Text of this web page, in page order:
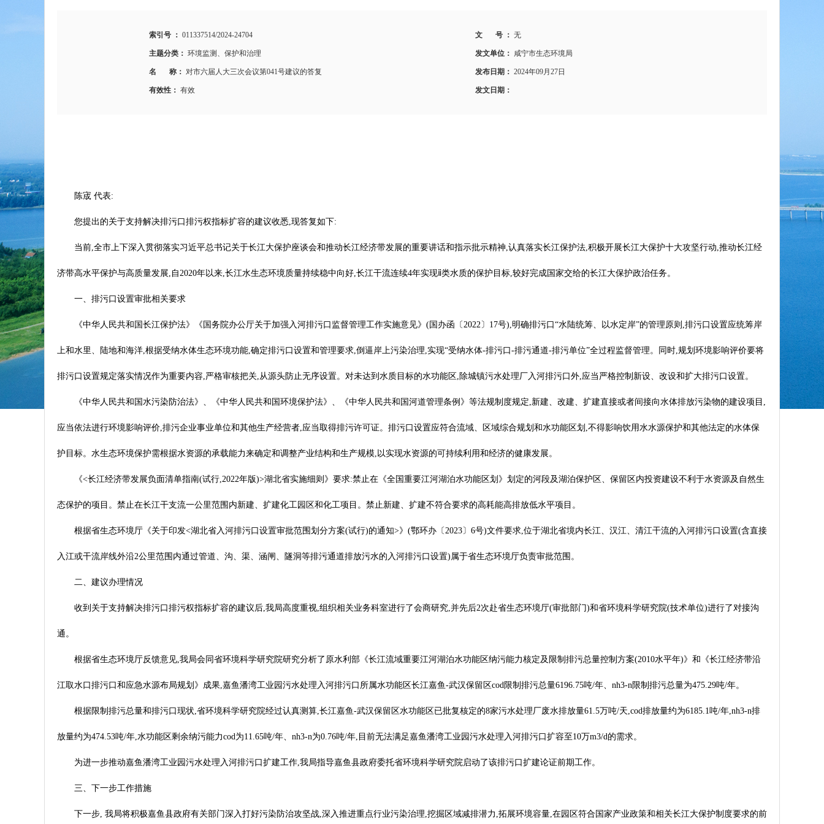
索引号 ： 011337514/2024-24704 文 号 ： 无
主题分类： 环境监测、保护和治理 发文单位： 咸宁市生态环境局
名 称： 对市六届人大三次会议第041号建议的答复 发布日期： 2024年09月27日
有效性： 有效 发文日期：
陈宬 代表:
您提出的关于支持解决排污口排污权指标扩容的建议收悉,现答复如下:
当前,全市上下深入贯彻落实习近平总书记关于长江大保护座谈会和推动长江经济带发展的重要讲话和指示批示精神,认真落实长江保护法,积极开展长江大保护十大攻坚行动,推动长江经
济带高水平保护与高质量发展,自2020年以来,长江水生态环境质量持续稳中向好,长江干流连续4年实现ⅱ类水质的保护目标,较好完成国家交给的长江大保护政治任务。
一、排污口设置审批相关要求
《中华人民共和国长江保护法》《国务院办公厅关于加强入河排污口监督管理工作实施意见》(国办函〔2022〕17号),明确排污口“水陆统筹、以水定岸”的管理原则,排污口设置应统筹岸
上和水里、陆地和海洋,根据受纳水体生态环境功能,确定排污口设置和管理要求,倒逼岸上污染治理,实现“受纳水体-排污口-排污通道-排污单位”全过程监督管理。同时,规划环境影响评价要将
排污口设置规定落实情况作为重要内容,严格审核把关,从源头防止无序设置。对未达到水质目标的水功能区,除城镇污水处理厂入河排污口外,应当严格控制新设、改设和扩大排污口设置。
《中华人民共和国水污染防治法》、《中华人民共和国环境保护法》、《中华人民共和国河道管理条例》等法规制度规定,新建、改建、扩建直接或者间接向水体排放污染物的建设项目,
应当依法进行环境影响评价,排污企业事业单位和其他生产经营者,应当取得排污许可证。排污口设置应符合流域、区域综合规划和水功能区划,不得影响饮用水水源保护和其他法定的水体保
护目标。水生态环境保护需根据水资源的承载能力来确定和调整产业结构和生产规模,以实现水资源的可持续利用和经济的健康发展。
《<长江经济带发展负面清单指南(试行,2022年版)>湖北省实施细则》要求:禁止在《全国重要江河湖泊水功能区划》划定的河段及湖泊保护区、保留区内投资建设不利于水资源及自然生
态保护的项目。禁止在长江干支流一公里范围内新建、扩建化工园区和化工项目。禁止新建、扩建不符合要求的高耗能高排放低水平项目。
根据省生态环境厅《关于印发<湖北省入河排污口设置审批范围划分方案(试行)的通知>》(鄂环办〔2023〕6号)文件要求,位于湖北省境内长江、汉江、清江干流的入河排污口设置(含直接
入江或干流岸线外沿2公里范围内通过管道、沟、渠、涵闸、隧洞等排污通道排放污水的入河排污口设置)属于省生态环境厅负责审批范围。
二、建议办理情况
收到关于支持解决排污口排污权指标扩容的建议后,我局高度重视,组织相关业务科室进行了会商研究,并先后2次赴省生态环境厅(审批部门)和省环境科学研究院(技术单位)进行了对接沟
通。
根据省生态环境厅反馈意见,我局会同省环境科学研究院研究分析了原水利部《长江流域重要江河湖泊水功能区纳污能力核定及限制排污总量控制方案(2010水平年)》和《长江经济带沿
江取水口排污口和应急水源布局规划》成果,嘉鱼潘湾工业园污水处理入河排污口所属水功能区长江嘉鱼-武汉保留区cod限制排污总量6196.75吨/年、nh3-n限制排污总量为475.29吨/年。
根据限制排污总量和排污口现状,省环境科学研究院经过认真测算,长江嘉鱼-武汉保留区水功能区已批复核定的8家污水处理厂废水排放量61.5万吨/天,cod排放量约为6185.1吨/年,nh3-n排
放量约为474.53吨/年,水功能区剩余纳污能力cod为11.65吨/年、nh3-n为0.76吨/年,目前无法满足嘉鱼潘湾工业园污水处理入河排污口扩容至10万m3/d的需求。
为进一步推动嘉鱼潘湾工业园污水处理入河排污口扩建工作,我局指导嘉鱼县政府委托省环境科学研究院启动了该排污口扩建论证前期工作。
三、下一步工作措施
下一步, 我局将积极嘉鱼县政府有关部门深入打好污染防治攻坚战,深入推进重点行业污染治理,挖掘区域减排潜力,拓展环境容量,在园区符合国家产业政策和相关长江大保护制度要求的前